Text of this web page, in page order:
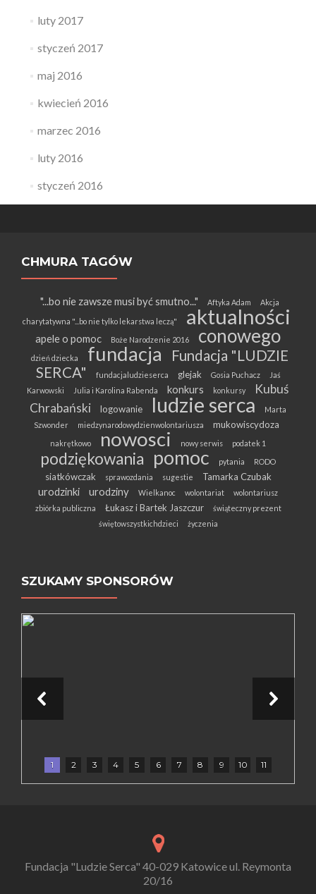
luty 2017
styczeń 2017
maj 2016
kwiecień 2016
marzec 2016
luty 2016
styczeń 2016
CHMURA TAGÓW
"...bo nie zawsze musi być smutno..." Aftyka Adam Akcja
charytatywna "...bo nie tylko lekarstwa leczą" aktualności
apele o pomoc Boże Narodzenie 2016 conowego
dzień dziecka fundacja
Fundacja "LUDZIE
SERCA"
fundacjaludzieserca glejak Gosia Puchacz
Jaś
Karwowski
Julia i Karolina Rabenda konkurs konkursy
Kubuś
Chrabański
logowanie ludzie serca
Marta
Szwonder
miedzynarodowydzienwolontariusza mukowiscydoza
nakrętkowo nowosci nowy serwis podatek 1
podziękowania pomoc pytania RODO
siatkówczak sprawozdania sugestie Tamarka Czubak
urodzinki urodziny Wielkanoc wolontariat
wolontariusz
zbiórka publiczna
Łukasz i Bartek Jaszczur
świąteczny prezent
świętowszystkichdzieci
życzenia
SZUKAMY SPONSORÓW
1 2 3 4 5 6 7 8 9 10 11
Fundacja "Ludzie Serca" 40-029 Katowice ul. Reymonta
20/16